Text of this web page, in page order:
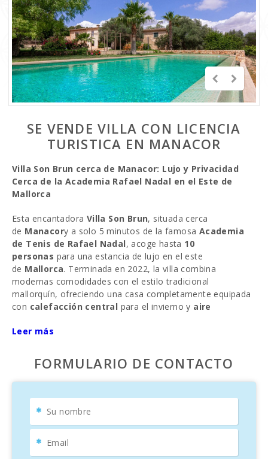
SE VENDE VILLA CON LICENCIA
TURISTICA EN MANACOR
Villa Son Brun cerca de Manacor: Lujo y Privacidad
Cerca de la Academia Rafael Nadal en el Este de
Mallorca
Esta encantadora Villa Son Brun, situada cerca
de Manacory a solo 5 minutos de la famosa Academia
de Tenis de Rafael Nadal, acoge hasta 10
personas para una estancia de lujo en el este
de Mallorca. Terminada en 2022, la villa combina
modernas comodidades con el estilo tradicional
mallorquín, ofreciendo una casa completamente equipada
con calefacción central para el invierno y aire
el confort durante todo el año.
Al llegar, verás que Villa Son Brun
supera todas las
expectativas. Con una extensión de500 metros
cuadrados, esta villa exclusiva es el retiro ideal para
impresionantes puestas de sol. Ubicada en un terreno
tranquilidad a familias o grupos que buscan privacidad, a
1,8 km de Manacor
Leer más
FORMULARIO DE CONTACTO